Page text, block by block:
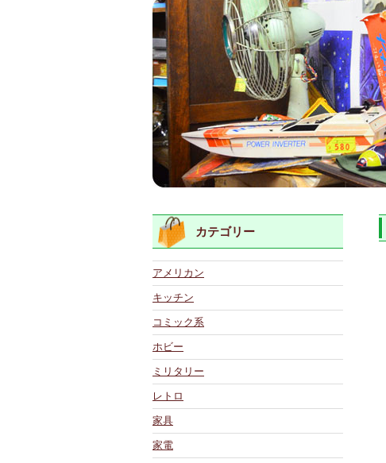
カテゴリー
アメリカン
キッチン
コミック系
ホビー
ミリタリー
レトロ
家具
家電